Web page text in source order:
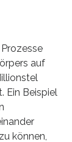
auf
Ein Beispiel
können,